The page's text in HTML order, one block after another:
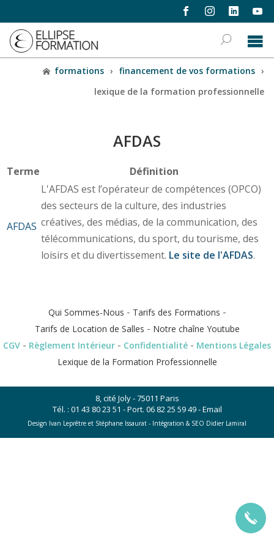
formations › financement de vos formations ›
lexique de la formation professionnelle
AFDAS
Terme Définition
AFDAS
L'AFDAS est l’opérateur de compétences (OPCO)
des secteurs de la culture, des industries
créatives, des médias, de la communication, des
télécommunications, du sport, du tourisme, des
loisirs et du divertissement. Le site de l'AFDAS.
Qui Sommes-Nous - Tarifs des Formations -
Tarifs de Location de Salles - Notre chaîne Youtube
CGV - Règlement Intérieur - Confidentialité - Mentions Légales
Lexique de la Formation Professionnelle
8, cité Joly - 75011 Paris
Tél. : 01 43 80 23 51 - Port. 06 82 25 59 49-Email
Design Ivan Leprêtre et Stéphane Issaurat - Intégration & SEO Didier Lamiral